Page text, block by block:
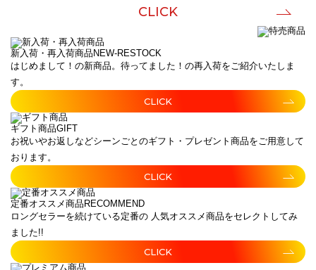
CLICK
新入荷・再入荷商品 NEW-RESTOCK
はじめまして！の新商品。待ってました！の再入荷をご紹介いたしま
す。
CLICK
ギフト商品GIFT
お祝いやお返しなどシーンごとのギフト・プレゼント商品をご用意して
おります。
CLICK
定番オススメ商品 RECOMMEND
ロングセラーを続けている定番の 人気オススメ商品をセレクトしてみ
ました!!
CLICK